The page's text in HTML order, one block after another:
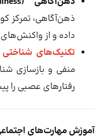
ذهن‌آگاهی، تمرکز
داده و از
تکنیک‌های شناختی
منفی و بازسازی
رفتارهای عصبی را
آموزش مهارت‌های